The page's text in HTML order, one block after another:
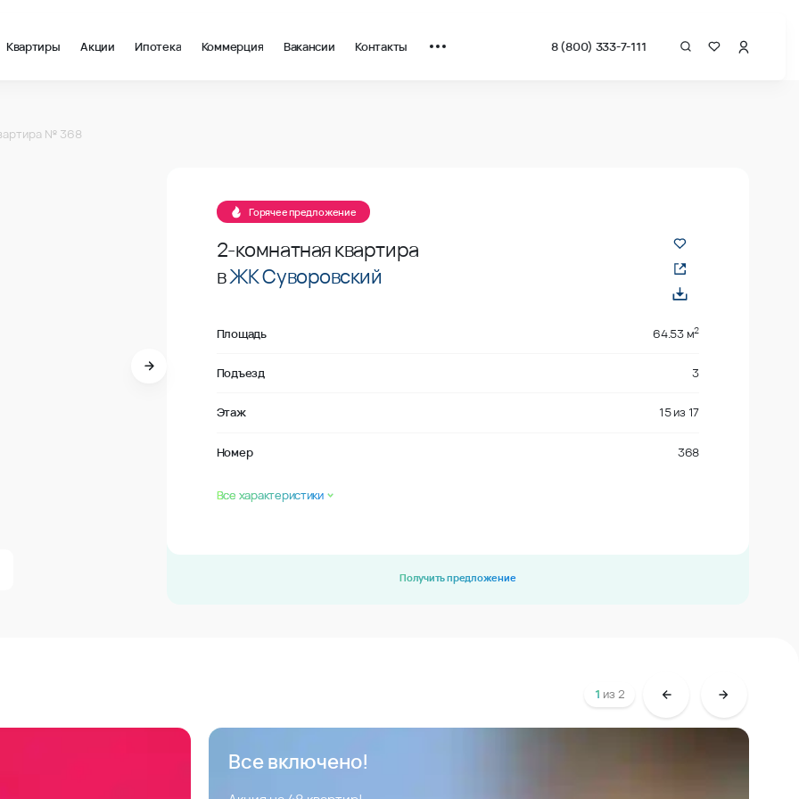
Квартиры Акции Ипотека Коммерция Вакансии Контакты 8 (800) 333-7-111
№ 368
Горячее предложение
2-комнатная квартира
вЖК Суворовский
Площадь 64.53 м2
Подъезд 3
Этаж 15из 17
Номер 368
Все характеристики
Получить предложение
1 из 2
Все включено!